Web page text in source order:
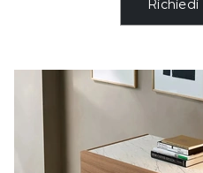
Richiedi